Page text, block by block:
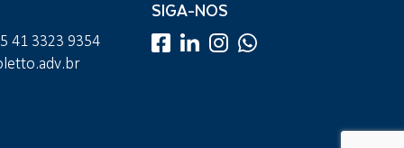
41 3323 9354
SIGA-NOS